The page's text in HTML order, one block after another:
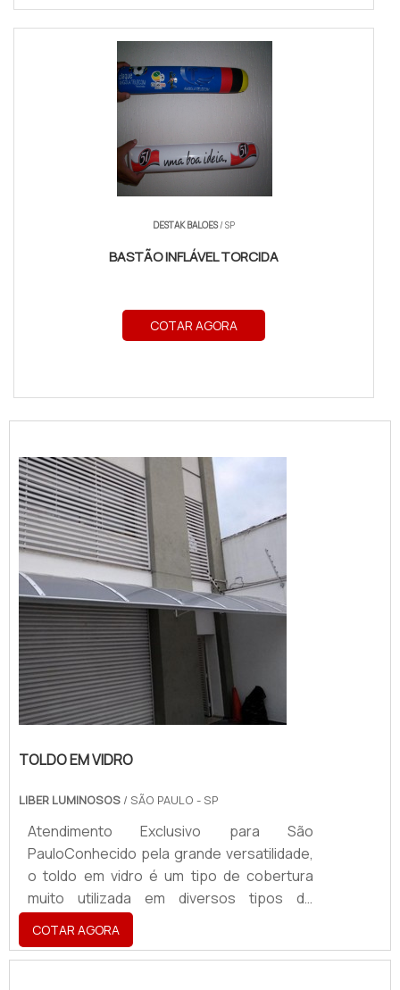
DESTAK BALOES/ SP
BASTÃO INFLÁVEL TORCIDA
COTAR AGORA
TOLDO EM VIDRO
LIBER LUMINOSOS / SÃO PAULO - SP
Atendimento Exclusivo para São
PauloConhecido pela grande versatilidade,
o toldo em vidro é um tipo de cobertura
muito utilizada em diversos tipos de
estabelecimentos e pode proteger
pessoas e objetos contra a ação da chuva,
do sol e de outros tipos de intempéries
COTAR AGORA